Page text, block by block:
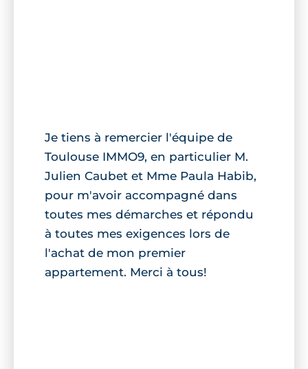
Je tiens à remercier l'équipe de
Toulouse IMMO9, en particulier M.
Julien Caubet et Mme Paula Habib,
pour m'avoir accompagné dans
toutes mes démarches et répondu
à toutes mes exigences lors de
l'achat de mon premier
appartement. Merci à tous!